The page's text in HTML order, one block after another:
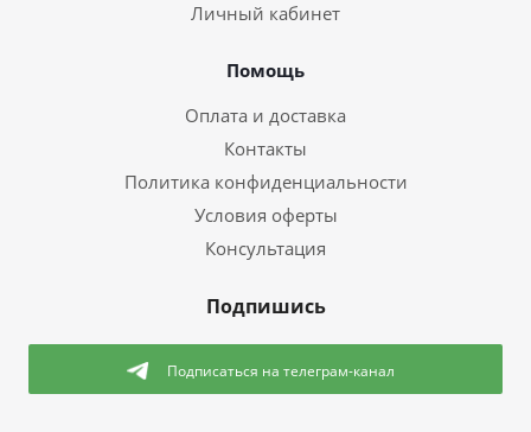
Личный кабинет
Помощь
Оплата и доставка
Контакты
Политика конфиденциальности
Условия оферты
Консультация
Подпишись
Подписаться на телеграм-канал